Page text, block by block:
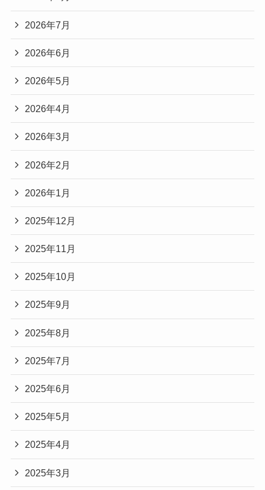
2026年7月
2026年6月
2026年5月
2026年4月
2026年3月
2026年2月
2026年1月
2025年12月
2025年11月
2025年10月
2025年9月
2025年8月
2025年7月
2025年6月
2025年5月
2025年4月
2025年3月